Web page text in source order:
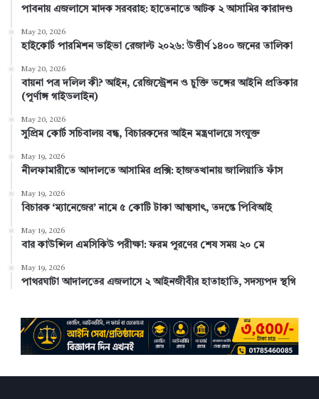
o
k
e
s n
e
a
পাবনায় এজলাসে মাদক সরবরাহ: হাতেনাতে আটক ২ আসামির কারাদণ্ড
May 20, 2026
হাইকোর্ট পারমিশন ভাইভা রেজাল্ট ২০২৬: উত্তীর্ণ ১৪০০ জনের তালিকা
May 20, 2026
বায়না পত্র দলিল কী? আইন, রেজিস্ট্রেশন ও চুক্তি ভঙ্গের আইনি প্রতিকার
(পূর্ণাঙ্গ গাইডলাইন)
May 20, 2026
সুপ্রিম কোর্ট সচিবালয় বন্ধ, বিচারকদের আইন মন্ত্রণালয়ে সংযুক্ত
May 19, 2026
নীলফামারীতে আদালতে আসামির প্রক্সি: হাজতখানায় জালিয়াতি ফাঁস
May 19, 2026
বিচারক ‘ম্যানেজের’ নামে ৫ কোটি টাকা আত্মসাৎ, তদন্তে পিবিআই
May 19, 2026
বার কাউন্সিল এমসিকিউ পরীক্ষা: ফরম পূরণের শেষ সময় ২০ মে
May 19, 2026
পাথরঘাটা আদালতের এজলাসে ২ আইনজীবীর হাতাহাতি, সদস্যপদ স্থগি